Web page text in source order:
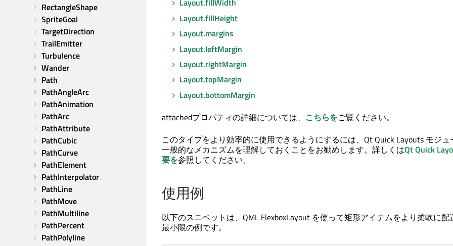
RectangleShape
SpriteGoal
TargetDirection
TrailEmitter
Turbulence
Wander
Path
PathAngleArc
PathAnimation
PathArc
PathAttribute
PathCubic
PathCurve
PathElement
PathInterpolator
PathLine
PathMove
PathMultiline
PathPercent
PathPolyline
Layout.fillWidth
Layout.fillHeight
Layout.margins
Layout.leftMargin
Layout.rightMargin
Layout.topMargin
Layout.bottomMargin
attachedプロパティの詳細については、 こちらをご覧ください。
このタイプをより効率的に使用できるようにするには、 Qt Quick Layouts モジュ
一般的なメカニズムを理解しておくことをお勧めします。詳しくはQt Quick
要を参照してください。
使用例
以下のスニペットは、QML FlexboxLayout を使って矩形アイテムをより柔軟に配
最小限の例です。